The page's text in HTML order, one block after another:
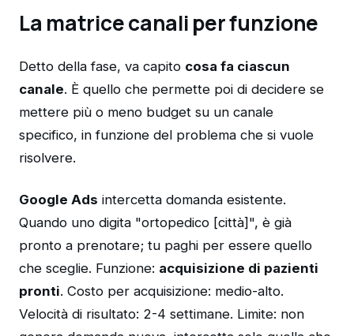
La matrice canali per funzione
Detto della fase, va capito cosa fa ciascun
canale. È quello che permette poi di decidere se
mettere più o meno budget su un canale
specifico, in funzione del problema che si vuole
risolvere.
Google Ads intercetta domanda esistente.
Quando uno digita "ortopedico [città]", è già
pronto a prenotare; tu paghi per essere quello
che sceglie. Funzione: acquisizione di pazienti
pronti. Costo per acquisizione: medio-alto.
Velocità di risultato: 2-4 settimane. Limite: non